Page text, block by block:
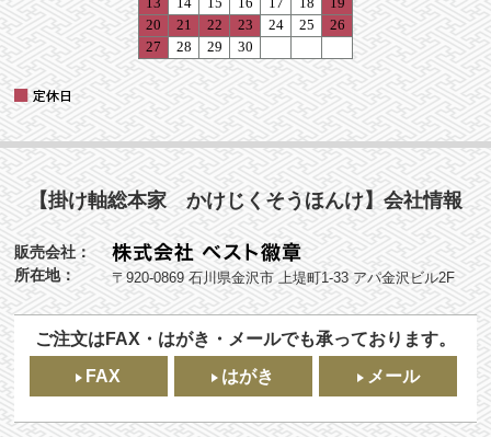
【掛け軸総本家 かけじくそうほんけ】会社情報
販売会社：
所在地：
〒920-0869 石川県金沢市 上堤町1-33 アパ金沢ビル2F
ご注文はFAX・はがき・メールでも承っております。
FAX
はがき メール